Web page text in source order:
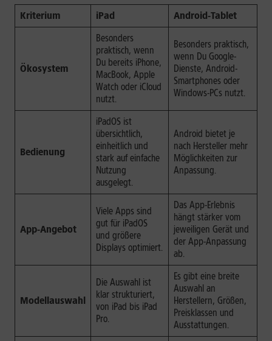
Kriterium iPad Android-Tablet
Ökosystem
Besonders
praktisch, wenn
Du bereits iPhone,
MacBook, Apple
Watch oder iCloud
nutzt.
Besonders praktisch,
wenn Du Google-
Dienste, Android-
Smartphones oder
Windows-PCs nutzt.
Bedienung
iPadOS ist
übersichtlich,
einheitlich und
stark auf einfache
Nutzung
ausgelegt.
Android bietet je
nach Hersteller mehr
Möglichkeiten zur
Anpassung.
App-Angebot
Viele Apps sind
gut für iPadOS
und größere
Displays optimiert.
Das App-Erlebnis
hängt stärker vom
jeweiligen Gerät und
der App-Anpassung
ab.
Modellauswahl
Die Auswahl ist
klar strukturiert,
von iPad bis iPad
Pro.
Es gibt eine breite
Auswahl an
Herstellern, Größen,
Preisklassen und
Ausstattungen.